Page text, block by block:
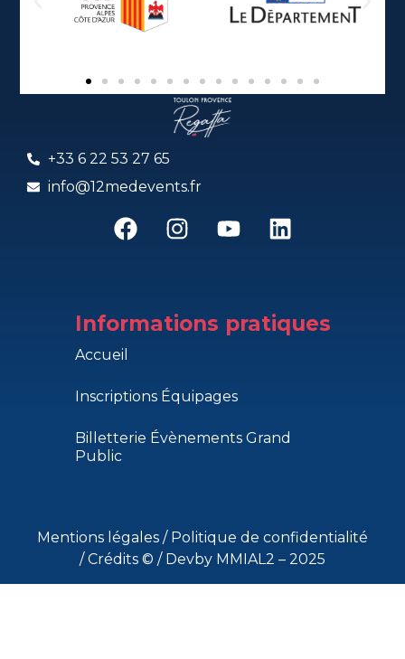
+33 6 22 53 27 65
info@12medevents.fr
Accueil
Inscriptions Équipages
Billetterie Évènements Grand
Public
Informations pratiques
Mentions légales / Politique de confidentialité
/Crédits © / Devby MMIAL2 – 2025